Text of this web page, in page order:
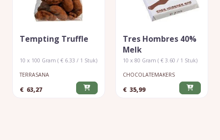
Tempting Truffle
10 x 100 Gram ( € 6.33 / 1 Stuk)
TERRASANA
€ 63,27
Tres Hombres 40%
Melk
10 x 80 Gram ( € 3.60 / 1 Stuk)
CHOCOLATEMAKERS
€ 35,99